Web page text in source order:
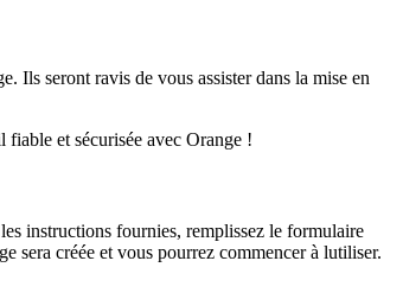
Ils seront ravis de vous assister dans la mise en
fiable et sécurisée avec Orange !
instructions fournies, remplissez le formulaire
sera créée et vous pourrez commencer à lutiliser.